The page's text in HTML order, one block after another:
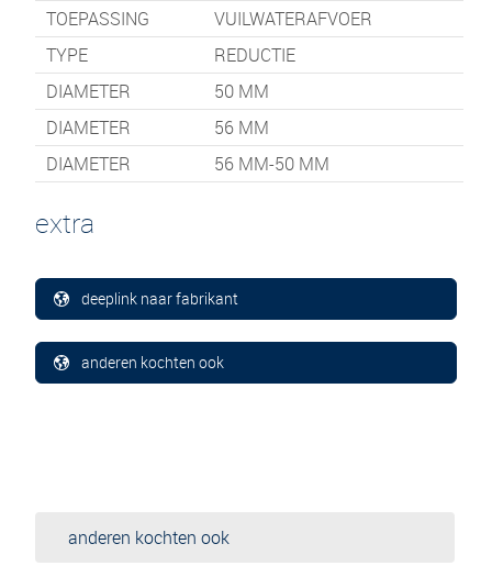
TOEPASSING
VUILWATERAFVOER
TYPE
REDUCTIE
DIAMETER
50 MM
DIAMETER
56 MM
DIAMETER
56 MM-50 MM
extra
deeplink naar fabrikant
anderen kochten ook
anderen kochten ook